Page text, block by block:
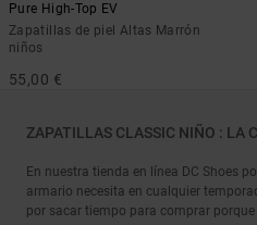
Pure High-Top EV
Zapatillas de piel Altas Marrón
niños
55,00 €
ZAPATILLAS CLASSIC NIÑO : LA
En nuestra tienda en línea DC Shoes
armario necesita en cualquier
por sacar tiempo para comprar